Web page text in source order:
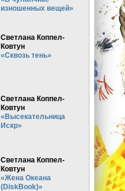
изношенных вещей»
Светлана Коппел-
Ковтун
«Сквозь тень»
Светлана Коппел-
Ковтун
«Высекательница
Искр»
Светлана Коппел-
Ковтун
«Жена Океана
(DiskBook)»